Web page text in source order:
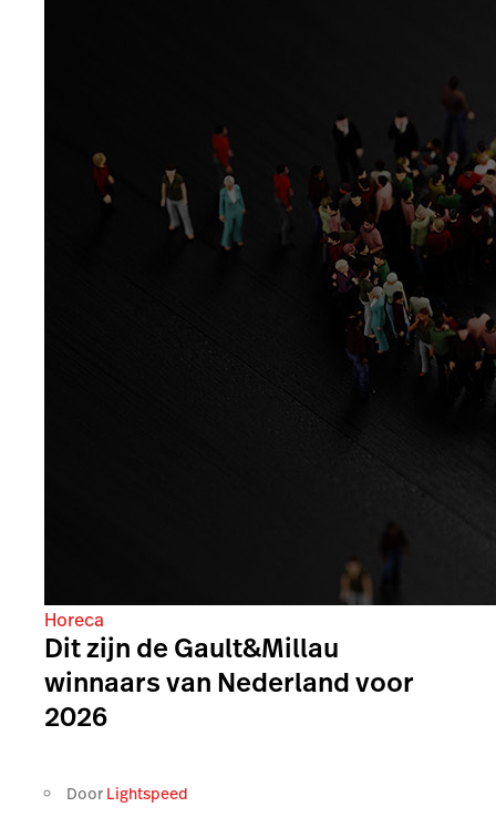
Horeca
Dit zijn de Gault&Millau
winnaars van Nederland voor
2026
Door Lightspeed